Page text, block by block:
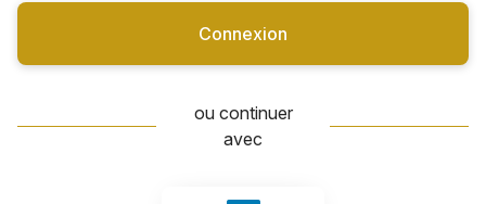
Connexion
ou continuer
avec